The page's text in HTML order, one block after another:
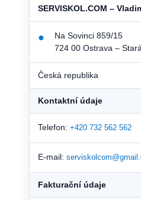
SERVISKOL.COM –
●
Na Sovinci 859/15
724 00 Ostrava –
Česká republika
Kontaktní údaje
Telefon: +420 732 562 562
E-mail:
Fakturační údaje